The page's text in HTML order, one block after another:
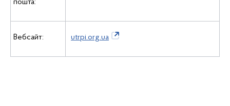
пошта:
Вебсайт: utrpi.org.ua